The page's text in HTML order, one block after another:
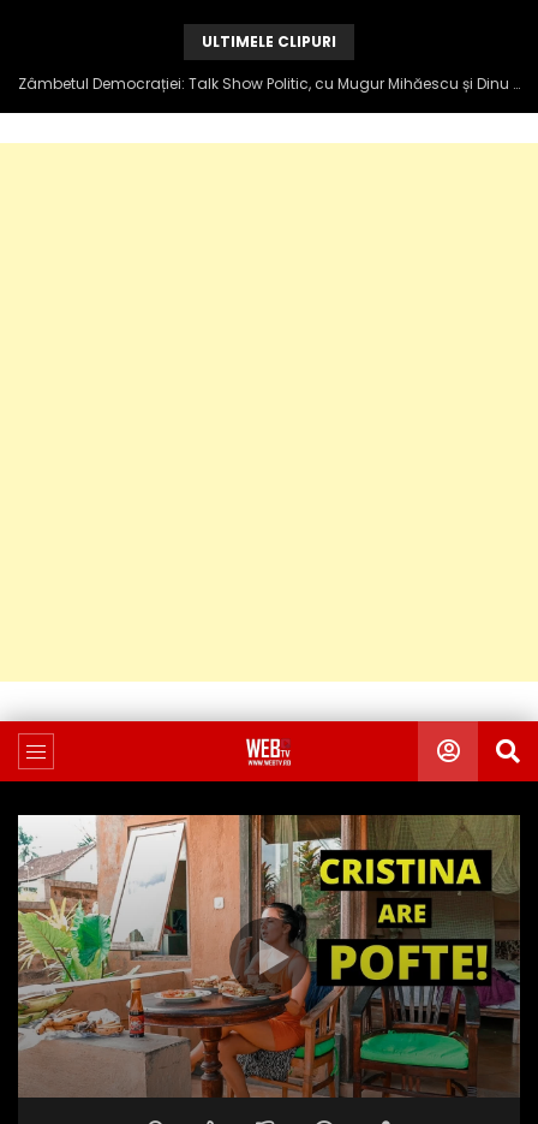
ULTIMELE CLIPURI
Zâmbetul Democrației: Talk Show Politic, cu Mugur Mihăescu și Dinu Popescu